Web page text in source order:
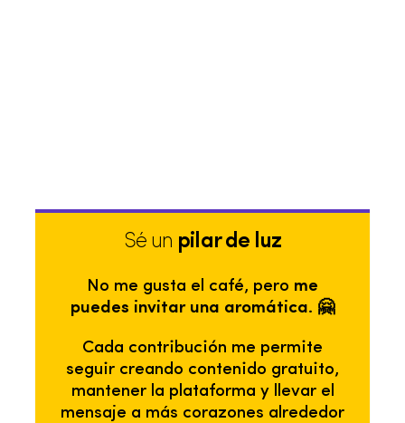
Sé un pilar de luz
No me gusta el café, pero me
puedes invitar una aromática. 🤗
Cada contribución me permite
seguir creando contenido gratuito,
mantener la plataforma y llevar el
mensaje a más corazones alrededor